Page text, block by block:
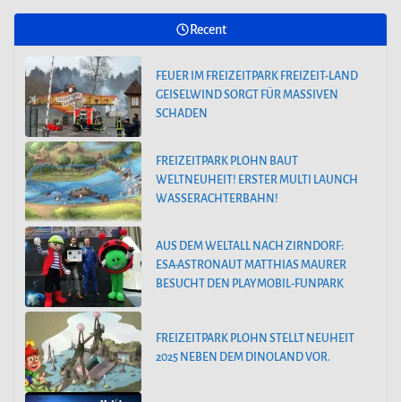
Recent
FEUER IM FREIZEITPARK FREIZEIT-LAND
GEISELWIND SORGT FÜR MASSIVEN
SCHADEN
FREIZEITPARK PLOHN BAUT
WELTNEUHEIT! ERSTER MULTI LAUNCH
WASSERACHTERBAHN!
AUS DEM WELTALL NACH ZIRNDORF:
ESA-ASTRONAUT MATTHIAS MAURER
BESUCHT DEN PLAYMOBIL-FUNPARK
FREIZEITPARK PLOHN STELLT NEUHEIT
2025 NEBEN DEM DINOLAND VOR.